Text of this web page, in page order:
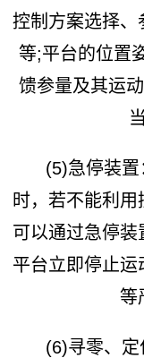
控制方案选择、
等;平台的位置
馈参量及其运
(5)急停装置
时，若不能利用
可以通过急停
平台立即停止
等
(6)寻零、定